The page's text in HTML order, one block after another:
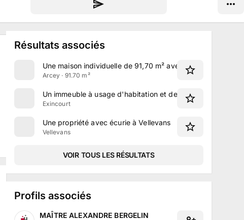
Résultats associés
Une maison individuelle de 91,70 m² avec garage à Arcey
Arcey · 91.70 m²
Un immeuble à usage d'habitation et de commerce à
Exincourt
Une propriété avec écurie à Vellevans
Vellevans
VOIR TOUS LES RÉSULTATS
Profils associés
MAÎTRE ALEXANDRE BERGELIN